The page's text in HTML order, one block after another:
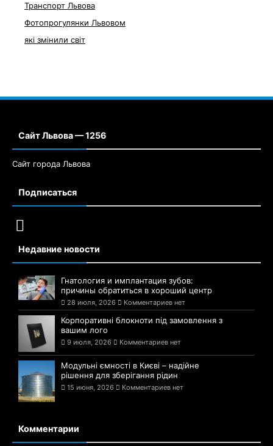
Транспорт Львова
Фотопрогулянки Львовом
які змінили світ
Сайт Львова — 1256
Сайт города Львова
Подписаться
Недавние новости
Гнатология и имплантация зубов:
причины обратиться в хороший центр
28 июля, 2026 Комментариев нет
Корпоративні блокноти під замовлення з
вашим лого
9 июля, 2026 Комментариев нет
Модульні ємності в Києві – надійне
рішення для зберігання рідин
15 июня, 2026 Комментариев нет
Комментарии